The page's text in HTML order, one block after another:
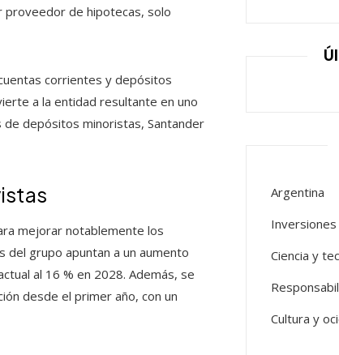
proveedor de hipotecas, solo
corrientes y depósitos
a la entidad resultante en uno
depósitos minoristas, Santander
mejorar notablemente los
del grupo apuntan a un aumento
al 16 % en 2028. Además, se
desde el primer año, con un
Argentina
Ciencia y
Cultura y